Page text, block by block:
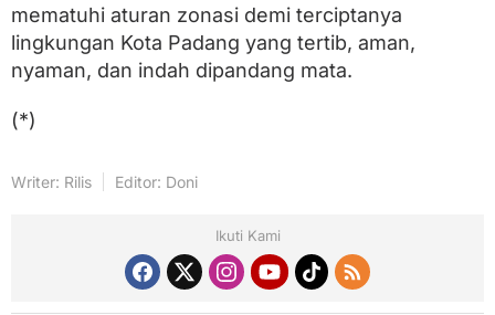
mematuhi aturan zonasi demi terciptanya
lingkungan Kota Padang yang tertib, aman,
nyaman, dan indah dipandang mata.
(*)
Writer: Rilis Editor: Doni
Ikuti Kami